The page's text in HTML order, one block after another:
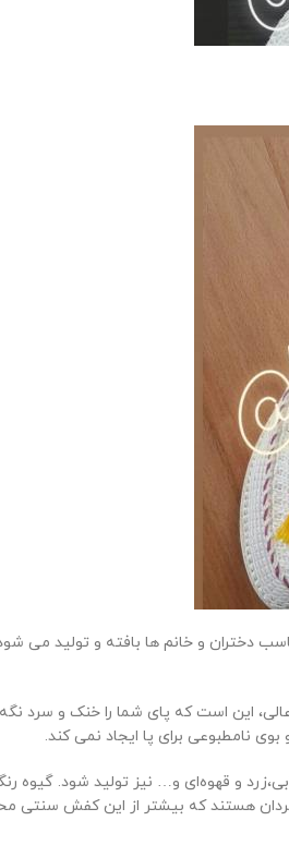
دختران و خانم ها بافته و تولید می
این است که پای شما را خنک و سرد نگه
نامطبوعی برای پا ایجاد نمی کند.
و قهوه‌ای و… نیز تولید شود. گیوه
هستند که بیشتر از این کفش سنتی